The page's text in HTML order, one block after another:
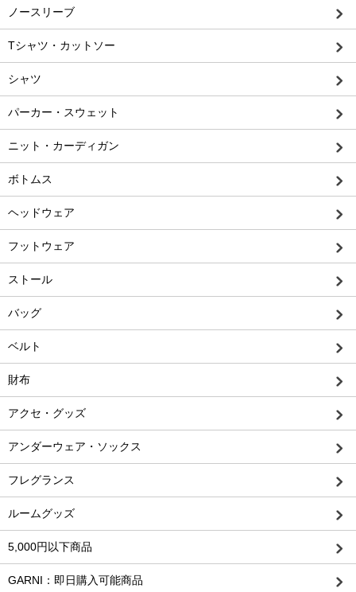
ノースリーブ
Tシャツ・カットソー
シャツ
パーカー・スウェット
ニット・カーディガン
ボトムス
ヘッドウェア
フットウェア
ストール
バッグ
ベルト
財布
アクセ・グッズ
アンダーウェア・ソックス
フレグランス
ルームグッズ
5,000円以下商品
GARNI：即日購入可能商品